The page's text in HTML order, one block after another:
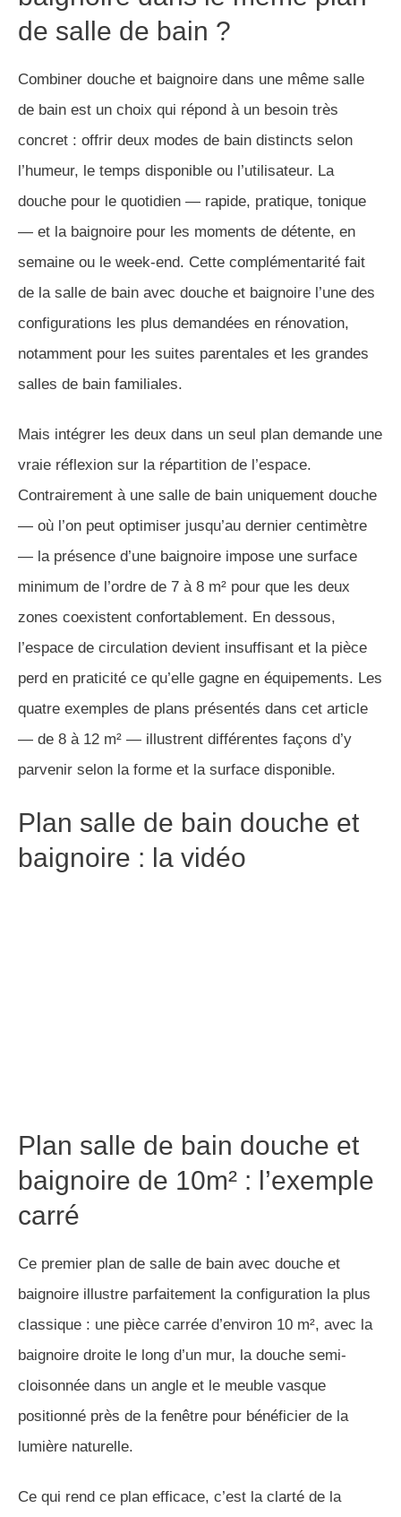
de salle de bain ?
Combiner douche et baignoire dans une même salle
de bain est un choix qui répond à un besoin très
concret : offrir deux modes de bain distincts selon
l’humeur, le temps disponible ou l’utilisateur. La
douche pour le quotidien — rapide, pratique, tonique
— et la baignoire pour les moments de détente, en
semaine ou le week-end. Cette complémentarité fait
de la salle de bain avec douche et baignoire l’une des
configurations les plus demandées en rénovation,
notamment pour les suites parentales et les grandes
salles de bain familiales.
Mais intégrer les deux dans un seul plan demande une
vraie réflexion sur la répartition de l’espace.
Contrairement à une salle de bain uniquement douche
— où l’on peut optimiser jusqu’au dernier centimètre
— la présence d’une baignoire impose une surface
minimum de l’ordre de 7 à 8 m² pour que les deux
zones coexistent confortablement. En dessous,
l’espace de circulation devient insuffisant et la pièce
perd en praticité ce qu’elle gagne en équipements. Les
quatre exemples de plans présentés dans cet article
— de 8 à 12 m² — illustrent différentes façons d’y
parvenir selon la forme et la surface disponible.
Plan salle de bain douche et
baignoire : la vidéo
Plan salle de bain douche et
baignoire de 10m² : l’exemple
carré
Ce premier plan de salle de bain avec douche et
baignoire illustre parfaitement la configuration la plus
classique : une pièce carrée d’environ 10 m², avec la
baignoire droite le long d’un mur, la douche semi-
cloisonnée dans un angle et le meuble vasque
positionné près de la fenêtre pour bénéficier de la
lumière naturelle.
Ce qui rend ce plan efficace, c’est la clarté de la